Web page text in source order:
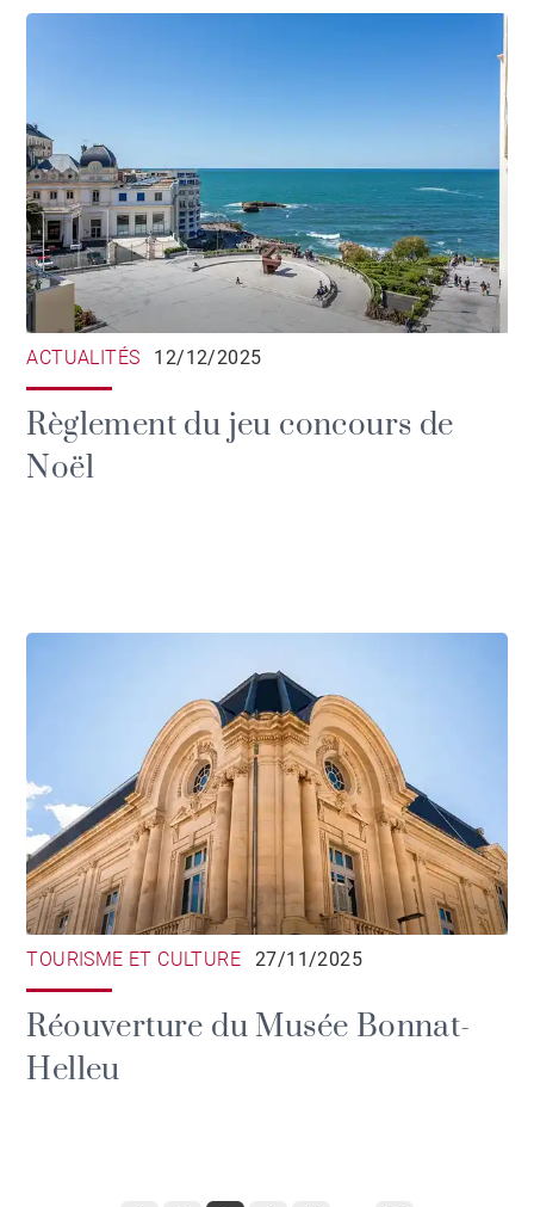
ACTUALITÉS 12/12/2025
Règlement du jeu concours de
Noël
TOURISME ET CULTURE 27/11/2025
Réouverture du Musée Bonnat-
Helleu